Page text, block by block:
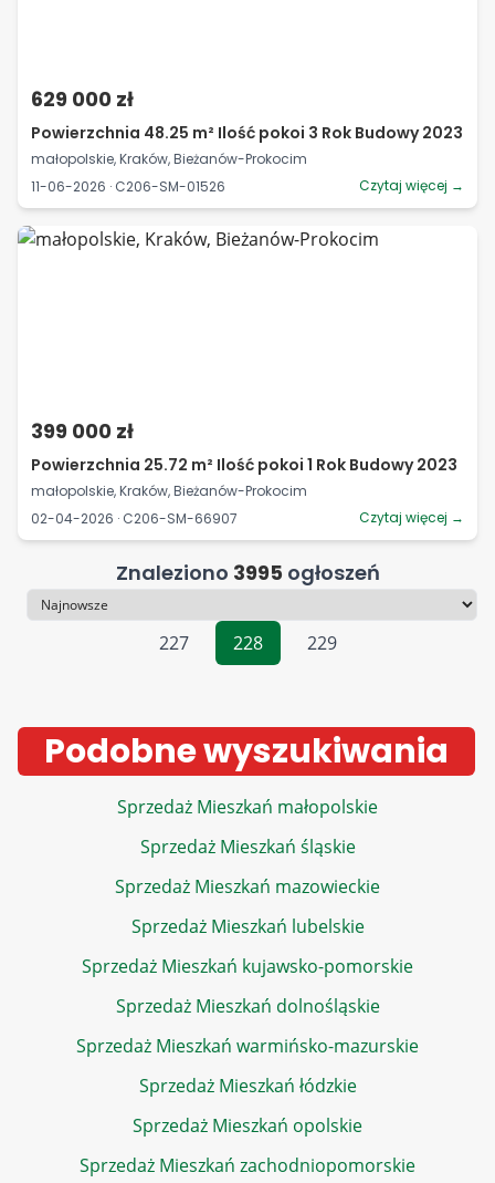
629 000 zł
Powierzchnia 48.25 m² Ilość pokoi 3 Rok Budowy 2023
małopolskie, Kraków, Bieżanów-Prokocim
11-06-2026 · C206-SM-01526
Czytaj więcej →
399 000 zł
Powierzchnia 25.72 m² Ilość pokoi 1 Rok Budowy 2023
małopolskie, Kraków, Bieżanów-Prokocim
02-04-2026 · C206-SM-66907
Czytaj więcej →
Znaleziono 3995 ogłoszeń
Sortowanie
227
228 229
Podobne wyszukiwania
Sprzedaż Mieszkań małopolskie
Sprzedaż Mieszkań śląskie
Sprzedaż Mieszkań mazowieckie
Sprzedaż Mieszkań lubelskie
Sprzedaż Mieszkań kujawsko-pomorskie
Sprzedaż Mieszkań dolnośląskie
Sprzedaż Mieszkań warmińsko-mazurskie
Sprzedaż Mieszkań łódzkie
Sprzedaż Mieszkań opolskie
Sprzedaż Mieszkań zachodniopomorskie